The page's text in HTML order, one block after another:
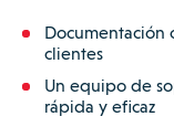
Documentación
clientes
Un equipo de
rápida y eficaz